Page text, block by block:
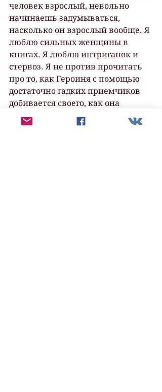
человек взрослый, невольно
начинаешь задумываться,
насколько он взрослый вообще. Я
люблю сильных женщины в
книгах. Я люблю интриганок и
стервоз. Я не против прочитать
про то, как Героиня с помощью
достаточно гадких приемчиков
добивается своего, как она
манипулирует людьми и
использует запрещенные